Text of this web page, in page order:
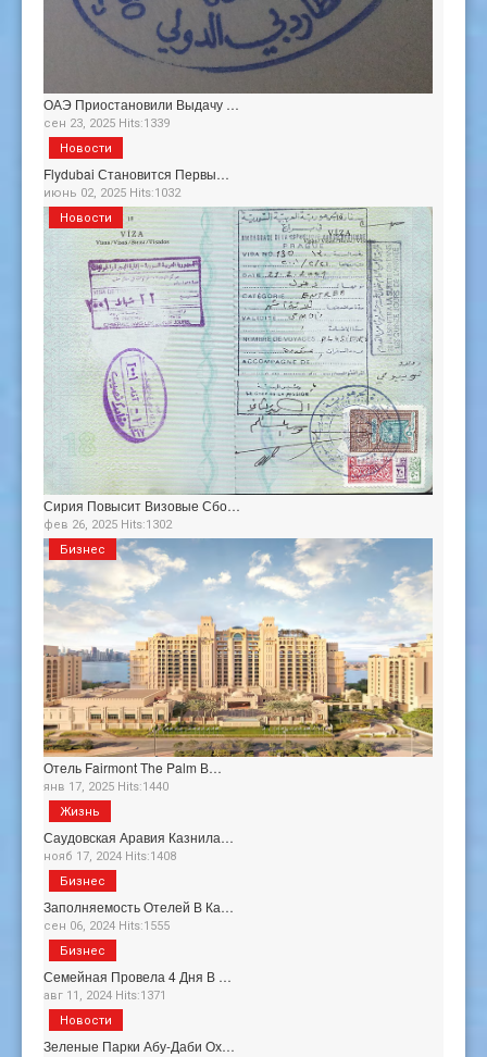
ОАЭ Приостановили Выдачу …
сен 23, 2025 Hits:1339
Flydubai Становится Первы…
июнь 02, 2025 Hits:1032
Новости
Сирия Повысит Визовые Сбо…
фев 26, 2025 Hits:1302
Новости
Отель Fairmont The Palm В…
янв 17, 2025 Hits:1440
Бизнес
Саудовская Аравия Казнила…
нояб 17, 2024 Hits:1408
Жизнь
Заполняемость Отелей В Ка…
сен 06, 2024 Hits:1555
Бизнес
Семейная Провела 4 Дня В …
авг 11, 2024 Hits:1371
Бизнес
Зеленые Парки Абу-Даби Ох…
Новости